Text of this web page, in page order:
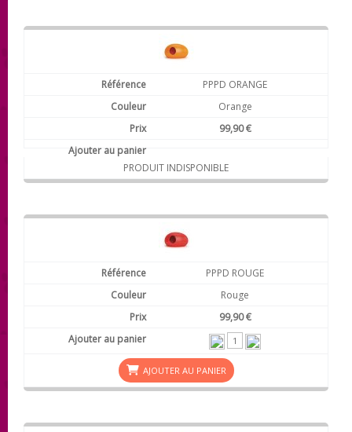
PPPD ORANGE
Orange
99,90 €
PRODUIT INDISPONIBLE
PPPD ROUGE
Rouge
99,90 €
AJOUTER AU PANIER